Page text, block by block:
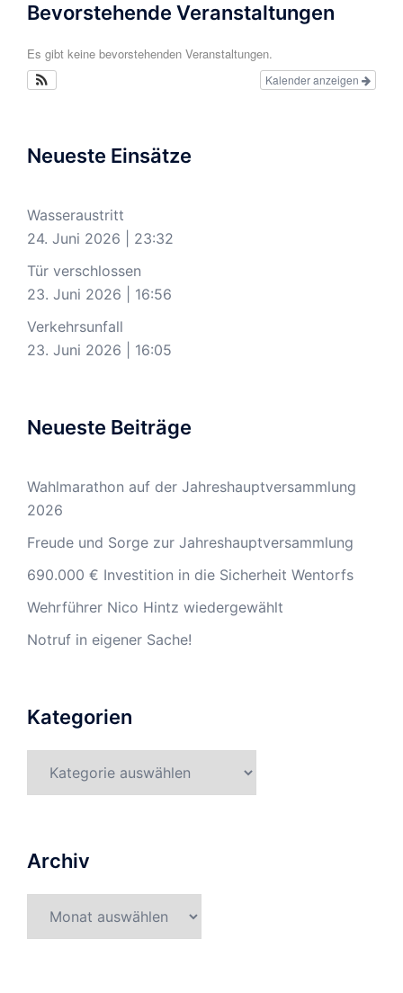
Bevorstehende Veranstaltungen
Es gibt keine bevorstehenden Veranstaltungen.
Kalender anzeigen
Neueste Einsätze
Wasseraustritt
24. Juni 2026
23:32
Tür verschlossen
23. Juni 2026
16:56
Verkehrsunfall
23. Juni 2026
16:05
Neueste Beiträge
Wahlmarathon auf der Jahreshauptversammlung
2026
Freude und Sorge zur Jahreshauptversammlung
690.000 € Investition in die Sicherheit Wentorfs
Wehrführer Nico Hintz wiedergewählt
Notruf in eigener Sache!
Kategorien
Archiv